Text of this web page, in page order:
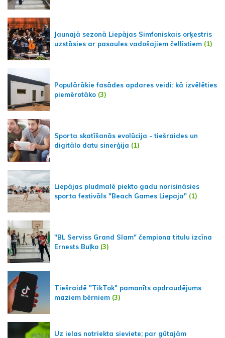
Jaunajā sezonā Liepājas Simfoniskais orķestris
uzstāsies ar pasaules vadošajiem čellistiem (1)
Populārākie fasādes apdares veidi: kā izvēlēties
piemērotāko (3)
Sporta skatīšanās evolūcija - tiešraides un
digitālo datu sinerģija (1)
Liepājas pludmalē piekto gadu norisināsies
sporta festivāls "Beach Games Liepaja" (1)
"BL Serviss Grand Slam" čempiona titulu izcīna
Ernests Buļko (3)
Tiešraidē "TikTok" pamanīts apdraudējums
maziem bērniem (3)
Uz ielas notriekta sieviete; par gūtajām